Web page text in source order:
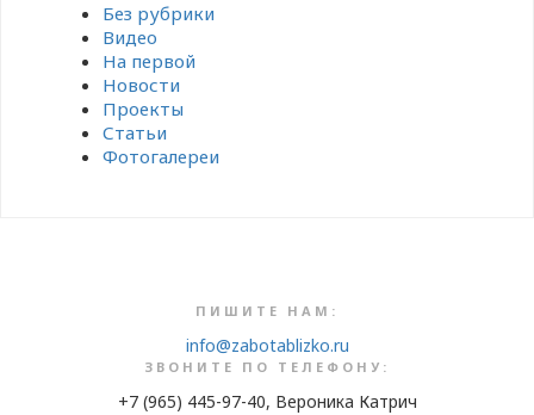
Без рубрики
Видео
На первой
Новости
Проекты
Статьи
Фотогалереи
ПИШИТЕ НАМ:
info@zabotablizko.ru
ЗВОНИТЕ ПО ТЕЛЕФОНУ:
+7 (965) 445-97-40, Вероника Катрич